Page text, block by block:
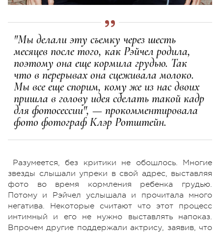
"Мы делали эту съемку через шесть
месяцев после того, как Рэйчел родила,
поэтому она еще кормила грудью. Так
что в перерывах она сцеживала молоко.
Мы все еще спорим, кому же из нас двоих
пришла в голову идея сделать такой кадр
для фотосессии", — прокомментировала
фото фотограф Клэр Ротштейн.
Разумеется, без критики не обошлось. Многие
звезды слышали упреки в свой адрес, выставляя
фото во время кормления ребенка грудью.
Потому и Рэйчел услышала и прочитала много
негатива. Некоторые считают что этот процесс
интимный и его не нужно выставлять напоказ.
Впрочем другие поддержали актрису, заявив, что